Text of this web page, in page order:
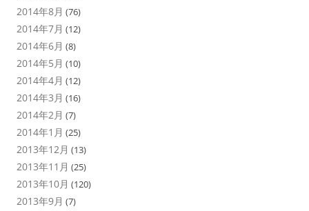
2014年8月 (76)
2014年7月 (12)
2014年6月 (8)
2014年5月 (10)
2014年4月 (12)
2014年3月 (16)
2014年2月 (7)
2014年1月 (25)
2013年12月 (13)
2013年11月 (25)
2013年10月 (120)
2013年9月 (7)